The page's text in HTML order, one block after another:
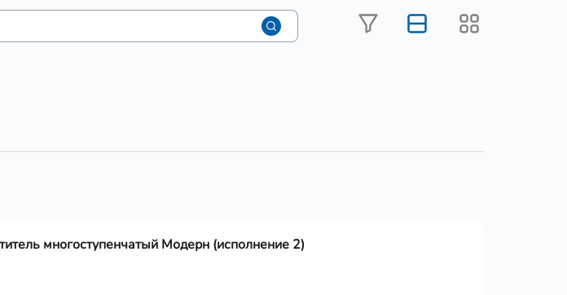
многоступенчатый Модерн (исполнение 2)